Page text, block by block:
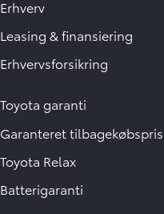
Erhverv
Leasing & finansiering
Erhvervsforsikring
Toyota garanti
Garanteret tilbagekøbspris
Toyota Relax
Batterigaranti